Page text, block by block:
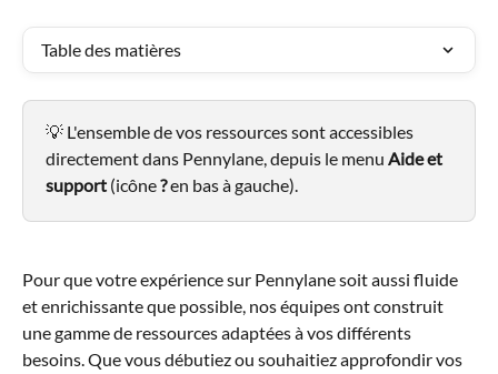
Table des matières
💡 L'ensemble de vos ressources sont accessibles
directement dans Pennylane, depuis le menu Aide et
support (icône ? en bas à gauche).
Pour que votre expérience sur Pennylane soit aussi fluide
et enrichissante que possible, nos équipes ont construit
une gamme de ressources adaptées à vos différents
besoins. Que vous débutiez ou souhaitiez approfondir vos